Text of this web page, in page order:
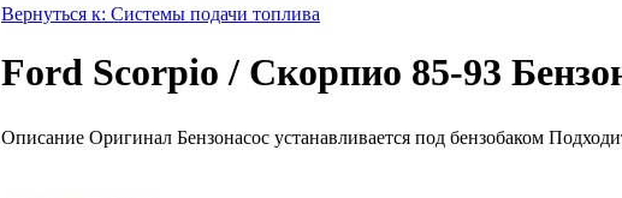
Вернуться к: Системы подачи топлива
Ford Scorpio / Скорпио 85-93
Описание Оригинал Бензонасос устанавливается под бензобаком